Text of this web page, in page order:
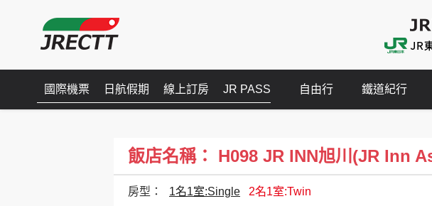
國際機票 日航假期 線上訂房 JR PASS 自由行 鐵道紀行
飯店名稱： H098 JR INN旭川(JR Inn
房型： 1名1室:Single 2名1室:Twin